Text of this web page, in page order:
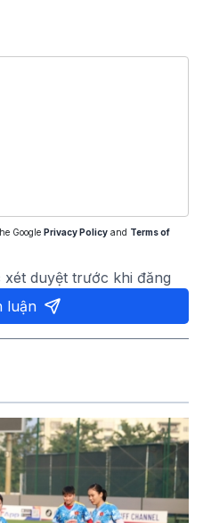
Google Privacy Policy and Terms of
duyệt trước khi đăng
luận